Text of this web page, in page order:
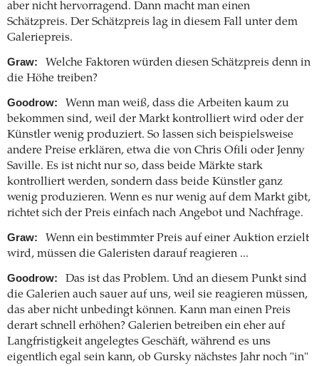
aber nicht hervorragend. Dann macht man einen
Schätzpreis. Der Schätzpreis lag in diesem Fall unter dem
Galeriepreis.
Graw:
Welche Faktoren würden diesen Schätzpreis denn in
die Höhe treiben?
Goodrow:
Wenn man weiß, dass die Arbeiten kaum zu
bekommen sind, weil der Markt kontrolliert wird oder der
Künstler wenig produziert. So lassen sich beispielsweise
andere Preise erklären, etwa die von Chris Ofili oder Jenny
Saville. Es ist nicht nur so, dass beide Märkte stark
kontrolliert werden, sondern dass beide Künstler ganz
wenig produzieren. Wenn es nur wenig auf dem Markt gibt,
richtet sich der Preis einfach nach Angebot und Nachfrage.
Graw:
Wenn ein bestimmter Preis auf einer Auktion erzielt
wird, müssen die Galeristen darauf reagieren ...
Goodrow:
Das ist das Problem. Und an diesem Punkt sind
die Galerien auch sauer auf uns, weil sie reagieren müssen,
das aber nicht unbedingt können. Kann man einen Preis
derart schnell erhöhen? Galerien betreiben ein eher auf
Langfristigkeit angelegtes Geschäft, während es uns
eigentlich egal sein kann, ob Gursky nächstes Jahr noch "in"